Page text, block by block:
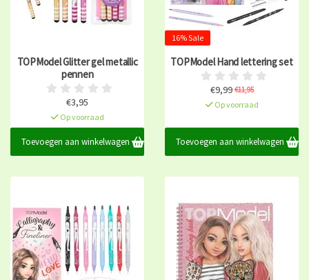
TOPModel Glitter gel metallic
pennen
€3,95
Op voorraad
Toevoegen aan winkelwagen
16% Sale
TOPModel Hand lettering set
€9,99 €11,95
Op voorraad
Toevoegen aan winkelwagen